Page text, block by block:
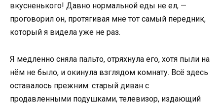
вкусненького! Давно нормальной еды не ел, —
проговорил он, протягивая мне тот самый передник,
который я видела уже не раз.
Я медленно сняла пальто, отряхнула его, хотя пыли на
нём не было, и окинула взглядом комнату. Всё здесь
оставалось прежним: старый диван с
продавленными подушками, телевизор, издающий